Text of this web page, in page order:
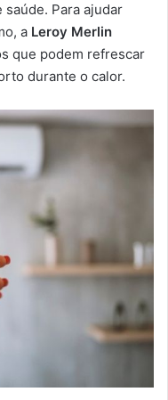
Para ajudar
a Leroy Merlin
que podem refrescar
durante o calor.